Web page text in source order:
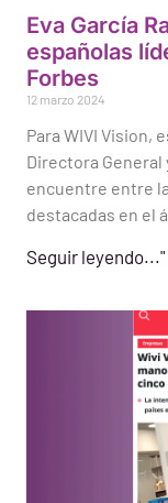
Eva García
españolas
Forbes
12 marzo 2024
Para WIVI Vision,
Directora General
encuentre entre
destacadas en el
Seguir leyendo..."